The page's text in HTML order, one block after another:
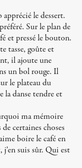
le dessert.
Sur le plan de
et pressé le bouton.
tasse, goûte et
il ajoute une
un bol rouge. Il
le plateau du
danse tendre et
ma mémoire
certaines choses
boire le café en
j’en suis sûr. Qui est